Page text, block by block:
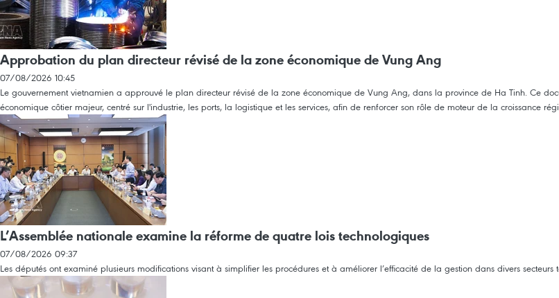
Approbation du plan directeur révisé de la zone économique de Vung Ang
07/08/2026 10:45
Le gouvernement vietnamien a approuvé le plan directeur révisé de la zone économique de Vung Ang, dans la province de Ha Tinh. Ce
économique côtier majeur, centré sur l'industrie, les ports, la logistique et les services, afin de renforcer son rôle de moteur de la croissance
L’Assemblée nationale examine la réforme de quatre lois technologiques
07/08/2026 09:37
Les députés ont examiné plusieurs modifications visant à simplifier les procédures et à améliorer l’efficacité de la gestion dans divers secteurs